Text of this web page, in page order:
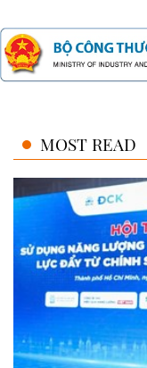
MOST READ